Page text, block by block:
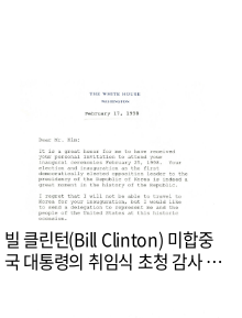
빌 클린턴(Bill Clinton) 미합중
국 대통령의 취임식 초청 감사 및